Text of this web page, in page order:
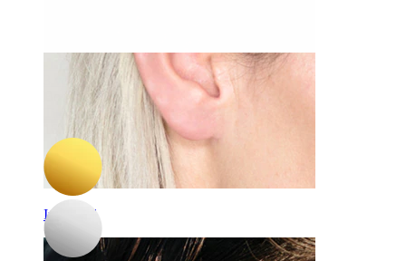
Industrial
3 voor 2
Bodymod Premium
Titanium ring met hartsteentje
16,92 € 19,90 €